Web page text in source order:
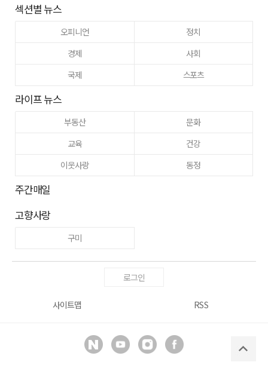
섹션별 뉴스
오피니언
정치
경제
사회
국제
스포츠
라이프 뉴스
부동산
문화
교육
건강
이웃사랑
동정
주간매일
고향사랑
구미
로그인
사이트맵 RSS